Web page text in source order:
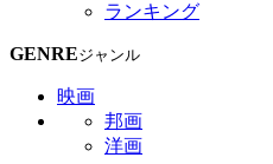
ランキング
GENREジャンル
映画
邦画
洋画